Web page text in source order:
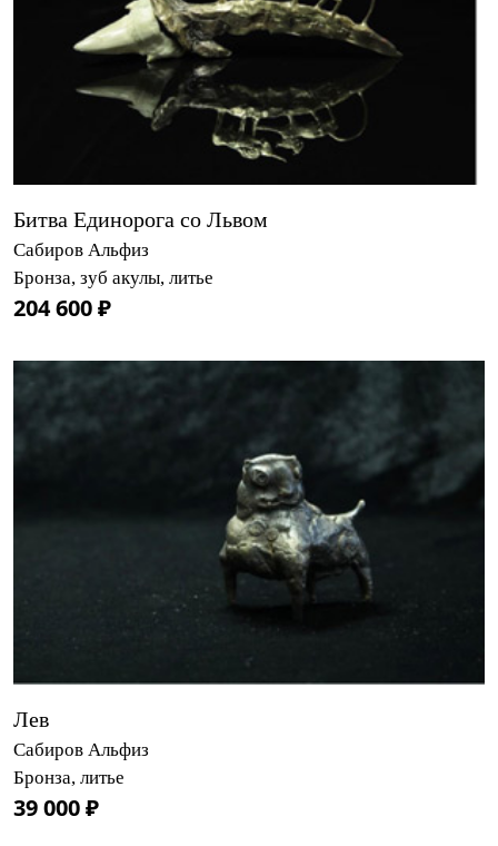
Битва Единорога со Львом
Сабиров Альфиз
Бронза, зуб акулы, литье
204 600 ₽
Лев
Сабиров Альфиз
Бронза, литье
39 000 ₽